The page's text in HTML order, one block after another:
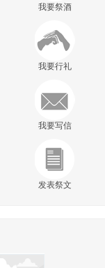
我要祭酒
我要行礼
我要写信
发表祭文